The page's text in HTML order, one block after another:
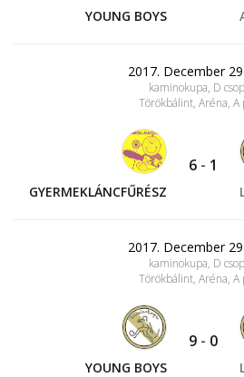
YOUNG BOYS
2017. December 29
kaminokupa, D
Törökbálint, Aréna, A
GYERMEKLÁNCFŰRÉSZ
6 - 1
2017. December 29
kaminokupa, D
Törökbálint, Aréna, A
YOUNG BOYS
9 - 0